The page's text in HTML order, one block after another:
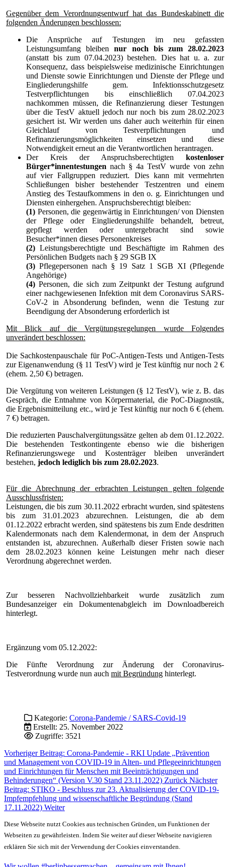
Gegenüber dem Verordnungsentwurf hat das Bundeskabinett die
folgenden Änderungen beschlossen:
Die Ansprüche auf Testungen im neu gefassten
Leistungsumfang bleibennur noch bis zum 28.02.2023
(anstatt bis zum 07.04.2023) bestehen. Dies hat u. a. zur
Konsequenz, dass beispielsweise medizinische Einrichtungen
und Dienste sowie Einrichtungen und Dienste der Pflege und
Eingliederungshilfe gem. Infektionsschutzgesetz
Testverpflichtungen bis einschließlich 07.04.2023
nachkommen müssen, die Refinanzierung dieser Testungen
über die TestV aktuell jedoch nur noch bis zum 28.02.2023
gesichert ist. Wir werden uns daher auch weiterhin für einen
Gleichlauf von Testverpflichtungen und
Refinanzierungsmöglichkeiten einsetzen und diese
Notwendigkeit erneut an die Verantwortlichen herantragen.
Der Kreis der Anspruchsberechtigten kostenloser
Bürger*innentestungen nach § 4a TestV wurde von zehn
auf vier Fallgruppen reduziert. Dies kann mit vermehrten
Schließungen bisher bestehender Testzentren und einem
Anstieg des Testaufkommens in den o. g. Einrichtungen und
Diensten einhergehen. Anspruchsberechtigt bleiben:
(1) Personen, die gegenwärtig in Einrichtungen/ von Diensten
der Pflege oder Eingliederungshilfe behandelt, betreut,
gepflegt werden oder untergebracht sind sowie
Besucher*innen dieses Personenkreises
(2) Leistungsberechtigte und Beschäftigte im Rahmen des
Persönlichen Budgets nach § 29 SGB IX
(3)Pflegepersonen nach § 19 Satz 1 SGB XI (Pflegende
Angehörige)
(4) Personen, die sich zum Zeitpunkt der Testung aufgrund
einer nachgewiesenen Infektion mit dem Coronavirus SARS-
CoV-2 in Absonderung befinden, wenn die Testung zur
Beendigung der Absonderung erforderlich ist
Mit Blick auf die Vergütungsregelungen wurde Folgendes
unverändert beschlossen:
Die Sachkostenpauschale für PoC-Antigen-Tests und Antigen-Tests
zur Eigenanwendung (§ 11 TestV) wird je Test künftig nur noch 2 €
(ehem. 2,50 €) betragen.
Die Vergütung von weiteren Leistungen (§ 12 TestV), wie z. B. das
Gespräch, die Entnahme von Körpermaterial, die PoC-Diagnostik,
die Ergebnismitteilung etc., wird je Test künftig nur noch 6 € (ehem.
7 €) betragen.
Die reduzierten Pauschalvergütungssätze gelten ab dem 01.12.2022.
Die bestehenden Testkontingente ebenso wie die bisherigen
Refinanzierungswege und Kostenträger bleiben unverändert
bestehen, jedoch lediglich bis zum 28.02.2023.
Für die Abrechnung der erbrachten Leistungen gelten folgende
Ausschlussfristen:
Leistungen, die bis zum 30.11.2022 erbracht wurden, sind spätestens
bis zum 31.01.2023 abzurechnen. Leistungen, die ab dem
01.12.2022 erbracht werden, sind spätestens bis zum Ende desdritten
Kalendermonats nach dem Kalendermonat, in dem der Anspruch
entstanden ist, abzurechnen. Außerhalb dieser Fristen sowie nach
dem 28.02.2023 können keine Leistungen mehr nach dieser
Verordnung abgerechnet werden.
Zur besseren Nachvollziehbarkeit wurde zusätzlich zum
Bundesanzeiger ein Dokumentenabgleich im Downloadbereich
hinterlegt.
Ergänzung vom 05.12.2022:
Die Fünfte Verordnung zur Änderung der Coronavirus-
Testverordnung wurde nun auch mit Begründung hinterlegt.
Kategorie: Corona-Pandemie / SARS-Covid-19
Erstellt: 25. November 2022
Zugriffe: 3521
Vorheriger Beitrag: Corona-Pandemie - RKI Update „Prävention
und Management von COVID-19 in Alten- und Pflegeeinrichtungen
und Einrichtungen für Menschen mit Beeinträchtigungen und
Behinderungen“ (Version V.30 Stand 23.11.2022) Zurück Nächster
Beitrag: STIKO - Beschluss zur 23. Aktualisierung der COVID-19-
Impfempfehlung und wissenschaftliche Begründung (Stand
17.11.2022) Weiter
Diese Webseite nutzt Cookies aus technischen Gründen, um Funktionen der
Webseiten zu gewährleisten. Indem Sie weiter auf dieser Webseite navigieren
erklären Sie sich mit der Verwendung der Cookies einverstanden.